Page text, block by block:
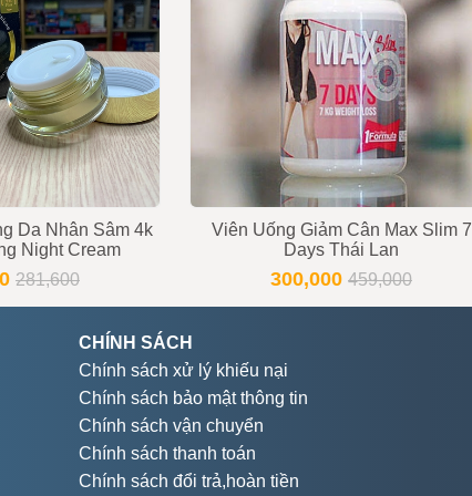
Da Nhân Sâm 4k
Night Cream
281,600
Viên Uống Giảm Cân Max Slim 7
Days Thái Lan
300,000 459,000
CHÍNH SÁCH
Chính sách xử lý khiếu nại
Chính sách bảo mật thông tin
Chính sách vận chuyển
Chính sách thanh toán
Chính sách đổi trả,hoàn tiền